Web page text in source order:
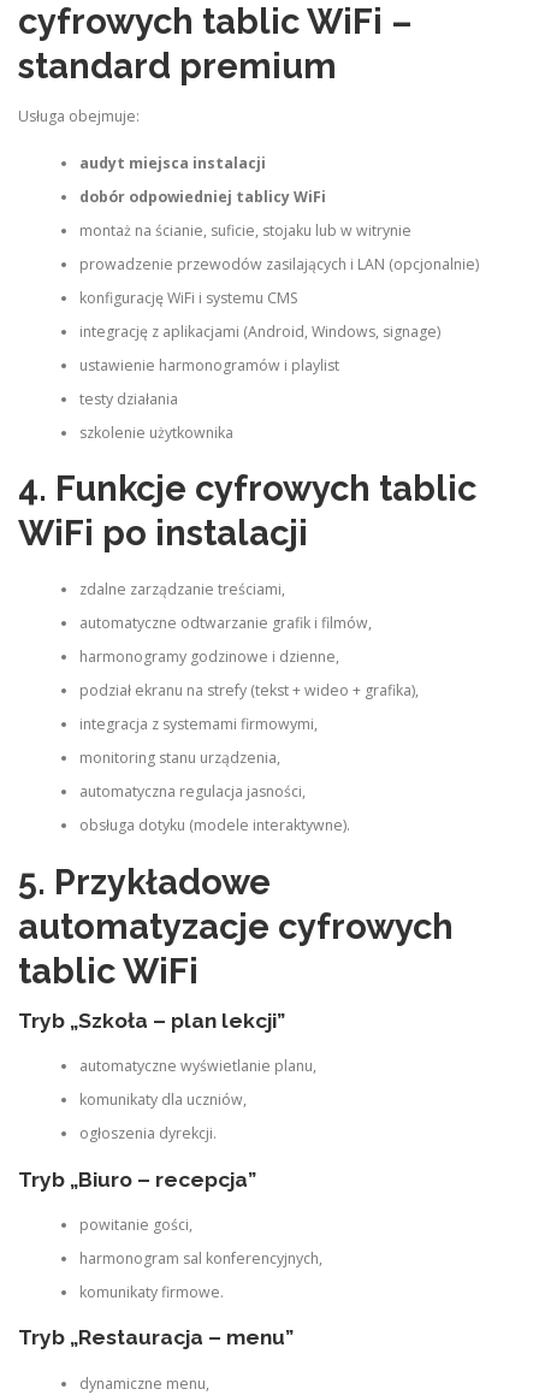
cyfrowych tablic WiFi –
standard premium
Usługa obejmuje:
audyt miejsca instalacji
dobór odpowiedniej tablicy WiFi
montaż na ścianie, suficie, stojaku lub w witrynie
prowadzenie przewodów zasilających i LAN (opcjonalnie)
konfigurację WiFi i systemu CMS
integrację z aplikacjami (Android, Windows, signage)
ustawienie harmonogramów i playlist
testy działania
szkolenie użytkownika
4. Funkcje cyfrowych tablic
WiFi po instalacji
zdalne zarządzanie treściami,
automatyczne odtwarzanie grafik i filmów,
harmonogramy godzinowe i dzienne,
podział ekranu na strefy (tekst + wideo + grafika),
integracja z systemami firmowymi,
monitoring stanu urządzenia,
automatyczna regulacja jasności,
obsługa dotyku (modele interaktywne).
5. Przykładowe
automatyzacje cyfrowych
tablic WiFi
Tryb „Szkoła – plan lekcji”
automatyczne wyświetlanie planu,
komunikaty dla uczniów,
ogłoszenia dyrekcji.
Tryb „Biuro – recepcja”
powitanie gości,
harmonogram sal konferencyjnych,
komunikaty firmowe.
Tryb „Restauracja – menu”
dynamiczne menu,